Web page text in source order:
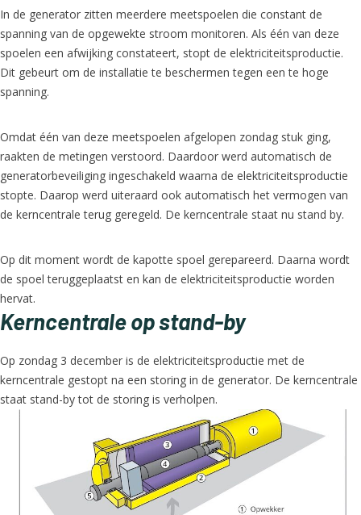
In de generator zitten meerdere meetspoelen die constant de
spanning van de opgewekte stroom monitoren. Als één van deze
spoelen een afwijking constateert, stopt de elektriciteitsproductie.
Dit gebeurt om de installatie te beschermen tegen een te hoge
spanning.
Omdat één van deze meetspoelen afgelopen zondag stuk ging,
raakten de metingen verstoord. Daardoor werd automatisch de
generatorbeveiliging ingeschakeld waarna de elektriciteitsproductie
stopte. Daarop werd uiteraard ook automatisch het vermogen van
de kerncentrale terug geregeld. De kerncentrale staat nu stand by.
Op dit moment wordt de kapotte spoel gerepareerd. Daarna wordt
de spoel teruggeplaatst en kan de elektriciteitsproductie worden
hervat.
Kerncentrale op stand-by
Op zondag 3 december is de elektriciteitsproductie met de
kerncentrale gestopt na een storing in de generator. De kerncentrale
staat stand-by tot de storing is verholpen.